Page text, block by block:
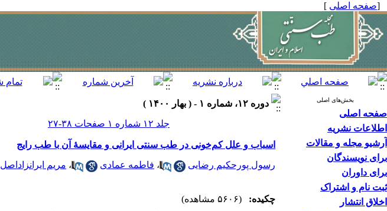
[صفحه اصلی ]
بخش‌های اصلی
صفحه اصلی
اطلاعات نشریه
آرشیو مجله و مقالات
برای نویسندگان
برای داوران
ثبت نام و اشتراک
اخلاق انتشار
دوره ۱۲، شماره ۱ - ( بهار ۱۴۰۰ )
جلد ۱۲ شماره ۱ صفحات ۳۸-۲۷
اسباب و علل کم‌خونی‌ در طب سنتی ایرانی و مقایسۀ آن با طب رایج
رسول پورحکیم رضایی ، فاطمه عمادی ، مریم ایرانزاداصل
چکیده: (۵۶۰۶ مشاهده)